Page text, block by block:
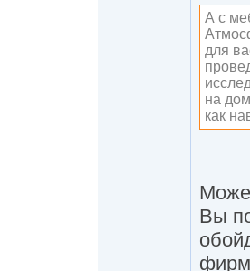
А с
для
на
как
Вы